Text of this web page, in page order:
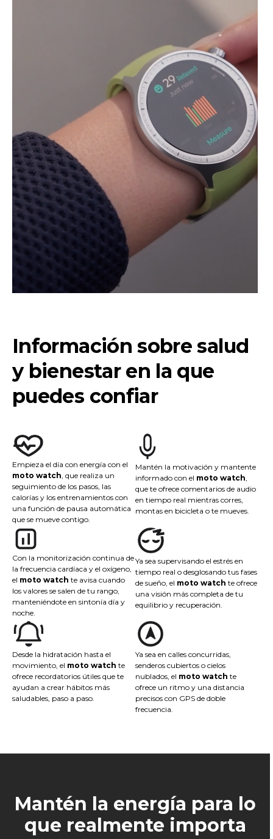
Información sobre salud
y bienestar en la que
puedes confiar
Empieza el día con energía con el
moto watch, que realiza un
seguimiento de los pasos, las
calorías y los entrenamientos con
una función de pausa automática
que se mueve contigo.
Mantén la motivación y mantente
informado con el moto watch
que te ofrece comentarios de audio
en tiempo real mientras corres,
montas en bicicleta o te mueves.
Con la monitorización continua de
la frecuencia cardíaca y el oxígeno,
el moto watch te avisa cuando
los valores se salen de tu rango,
manteniéndote en sintonía día y
noche.
Ya sea supervisando el estrés en
tiempo real o desglosando tus fases
de sueño, el moto watch te ofrece
una visión más completa de tu
equilibrio y recuperación.
Desde la hidratación hasta el
movimiento, el moto watch te
ofrece recordatorios útiles que te
ayudan a crear hábitos más
saludables, paso a paso.
Ya sea en calles concurridas,
senderos cubiertos o cielos
nublados, el moto watch te
ofrece un ritmo y una distancia
precisos con GPS de doble
frecuencia.
Mantén la energía para lo
que realmente importa